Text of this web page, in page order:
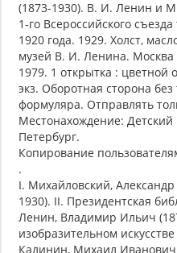
(1873-1930). В. И. Ленин и
1-го Всероссийского
1920 года. 1929. Холст,
музей В. И. Ленина. Москва
1979. 1 открытка : цветной
экз. Оборотная сторона
формуляра. Отправлять
Местонахождение: Детский
Петербург.
Копирование
.
I. Михайловский,
1930). II. Президентская
Ленин, Владимир Ильич
изобразительном
Калинин, Михаил Иванович